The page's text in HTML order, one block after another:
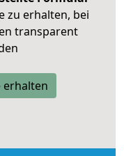
zu erhalten, bei
transparent
erhalten